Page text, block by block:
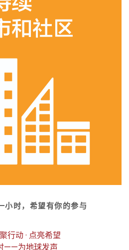
小时，希望有你的参与
行动 · 点亮希望
——为地球发声